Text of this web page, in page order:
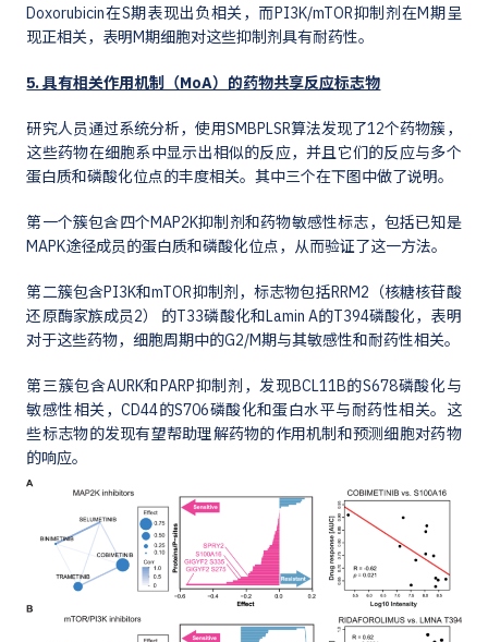
Doxorubicin在S期表现出负相关，而PI3K/mTOR抑制剂在M期呈
现正相关，表明M期细胞对这些抑制剂具有耐药性。
5. 具有相关作用机制（MoA）的药物共享反应标志物
研究人员通过系统分析，使用SMBPLSR算法发现了12个药物簇，
这些药物在细胞系中显示出相似的反应，并且它们的反应与多个
蛋白质和磷酸化位点的丰度相关。其中三个在下图中做了说明。
第一个簇包含四个MAP2K抑制剂和药物敏感性标志，包括已知是
MAPK途径成员的蛋白质和磷酸化位点，从而验证了这一方法。
第二簇包含PI3K和mTOR抑制剂，标志物包括RRM2（核糖核苷酸
还原酶家族成员2） 的T33磷酸化和Lamin A的T394磷酸化，表明
对于这些药物，细胞周期中的G2/M期与其敏感性和耐药性相关。
第三簇包含AURK和PARP抑制剂，发现BCL11B的S678磷酸化与
敏感性相关，CD44的S706磷酸化和蛋白水平与耐药性相关。这
些标志物的发现有望帮助理解药物的作用机制和预测细胞对药物
的响应。